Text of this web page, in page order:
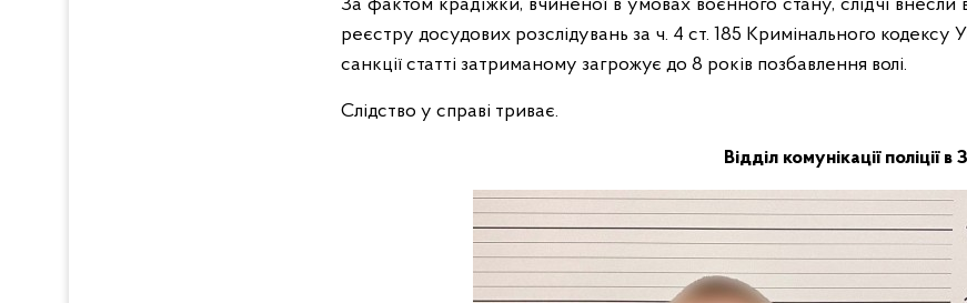
За фактом крадіжки, вчиненої в умовах воєнного стану, слідчі внесли
реєстру досудових розслідувань за ч. 4 ст. 185 Кримінального кодексу
санкції статті затриманому загрожує до 8 років позбавлення волі.
Слідство у справі триває.
Відділ комунікації поліції